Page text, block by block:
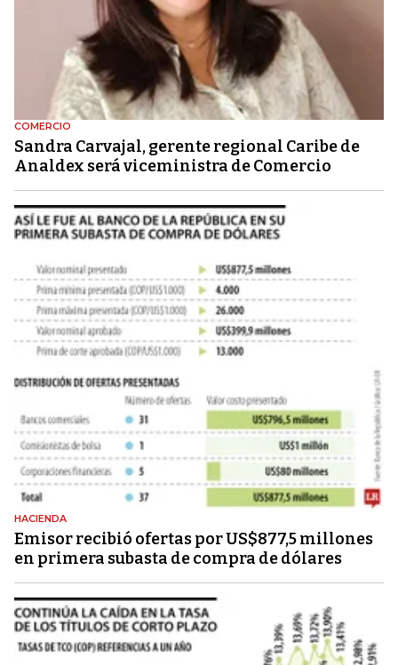
COMERCIO
Sandra Carvajal, gerente regional Caribe de
Analdex será viceministra de Comercio
HACIENDA
Emisor recibió ofertas por US$877,5 millones
en primera subasta de compra de dólares